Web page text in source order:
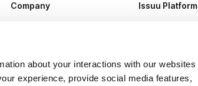
about your interactions with our websites
experience, provide social media features,
Company
Plans & Pricing
Press
Issuu Platform
Flipbook
Industries